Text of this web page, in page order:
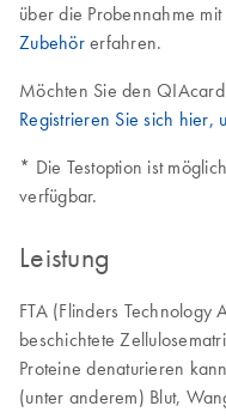
über die Probennahme mit
Zubehörerfahren.
Möchten Sie den QIAcard
Registrieren Sie sich hier,
* Die Testoption ist
verfügbar.
Leistung
FTA (Flinders Technology
beschichtete
Proteine denaturieren
(unter anderem) Blut,